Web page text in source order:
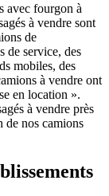
avec fourgon à
à vendre sont
de
de service, des
mobiles, des
à vendre ont
en location ».
à vendre près
de nos camions